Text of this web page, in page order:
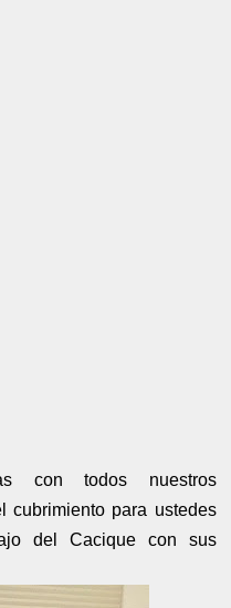
con todos nuestros
cubrimiento para ustedes
del Cacique con sus